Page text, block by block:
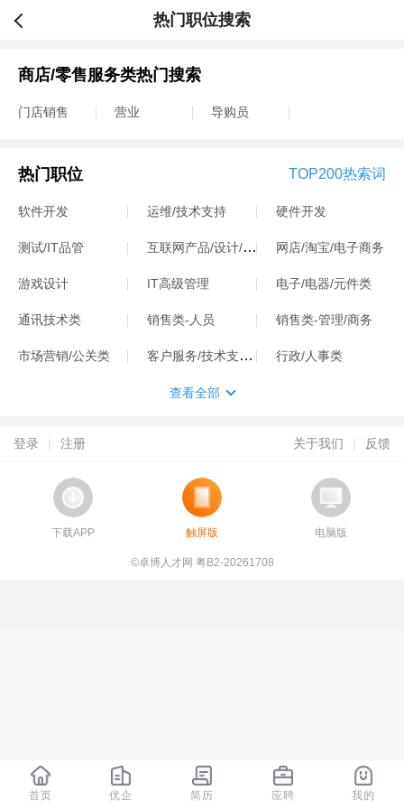
热门职位搜索
商店/零售服务类热门搜索
门店销售 营业 导购员
热门职位 TOP200热索词
软件开发 运维/技术支持 硬件开发
测试/IT品管 互联网产品/设计/运营 网店/淘宝/电子商务
游戏设计 IT高级管理 电子/电器/元件类
通讯技术类 销售类-人员 销售类-管理/商务
市场营销/公关类 客户服务/技术支持类 行政/人事类
查看全部
登录 | 注册 关于我们 | 反馈
下载APP 触屏版 电脑版
©卓博人才网 粤B2-20261708
首页 优企 简历 应聘 我的